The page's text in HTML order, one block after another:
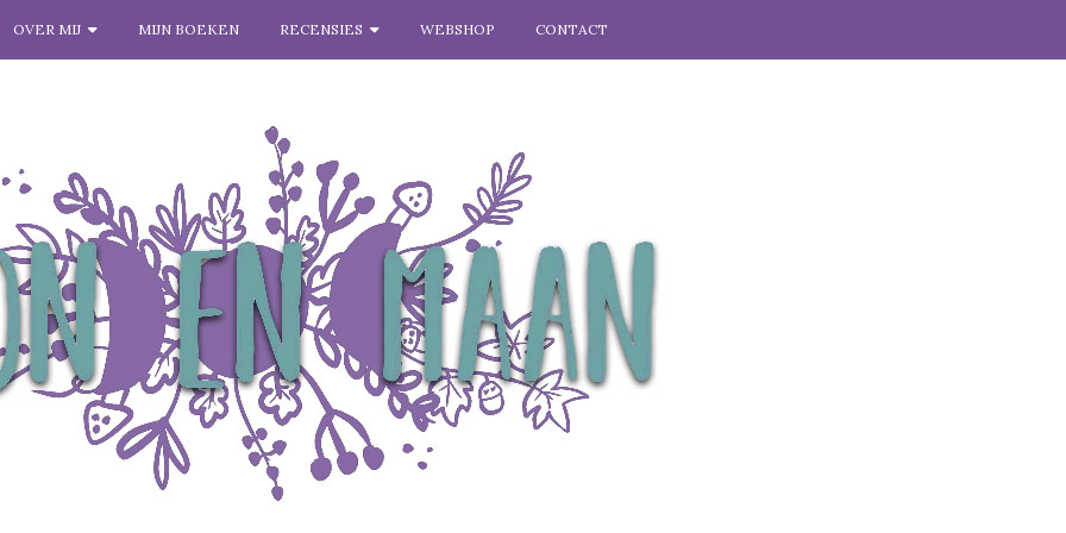
OVER MIJ MIJN BOEKEN RECENSIES WEBSHOP CONTACT